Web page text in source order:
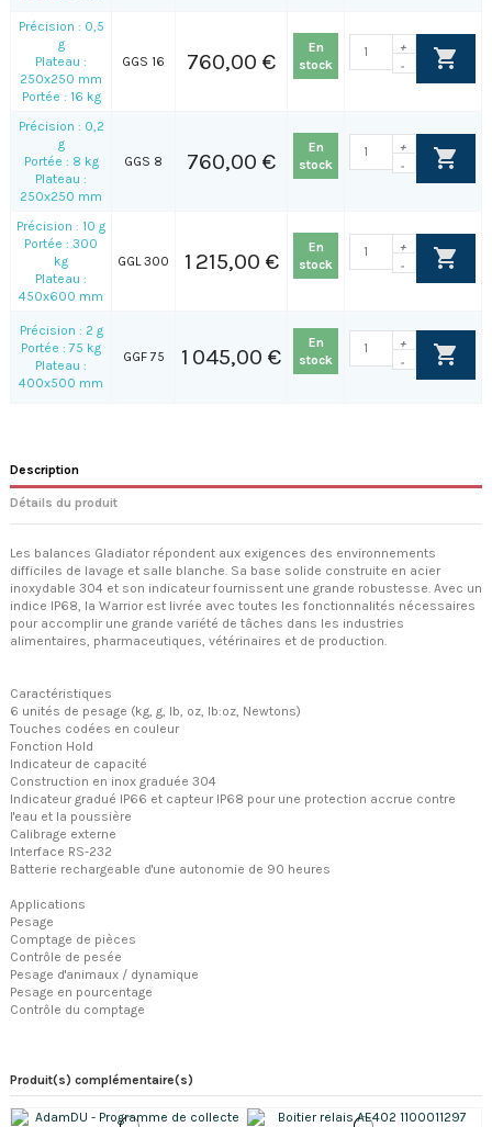
Précision : 0,5
g
Plateau :
250x250 mm
Portée : 16 kg
GGS 16 760,00 €
En
stock
+
-
Précision : 0,2
g
Portée : 8 kg
Plateau :
250x250 mm
GGS 8 760,00 €
En
stock
+
-
Précision : 10 g
Portée : 300
kg
Plateau :
450x600 mm
GGL 300 1 215,00 €
En
stock
+
-
Précision : 2 g
Portée : 75 kg
Plateau :
400x500 mm
GGF 75 1 045,00 €
En
stock
+
-
Description
Détails du produit
Les balances Gladiator répondent aux exigences des environnements
difficiles de lavage et salle blanche. Sa base solide construite en acier
inoxydable 304 et son indicateur fournissent une grande robustesse. Avec un
indice IP68, la Warrior est livrée avec toutes les fonctionnalités nécessaires
pour accomplir une grande variété de tâches dans les industries
alimentaires, pharmaceutiques, vétérinaires et de production.
Caractéristiques
6 unités de pesage (kg, g, lb, oz, lb:oz, Newtons)
Touches codées en couleur
Fonction Hold
Indicateur de capacité
Construction en inox graduée 304
Indicateur gradué IP66 et capteur IP68 pour une protection accrue contre
l'eau et la poussière
Calibrage externe
Interface RS-232
Batterie rechargeable d'une autonomie de 90 heures
Applications
Pesage
Comptage de pièces
Contrôle de pesée
Pesage d'animaux / dynamique
Pesage en pourcentage
Contrôle du comptage
Produit(s) complémentaire(s)